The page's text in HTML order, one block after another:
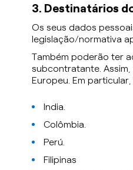
3. Destinatários
Os seus dados
legislação/normativa
Também poderão ter
subcontratante.
Europeu. Em
India.
Colômbia.
Perú.
Filipinas